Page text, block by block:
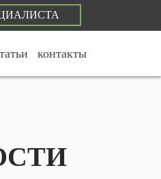
контакты